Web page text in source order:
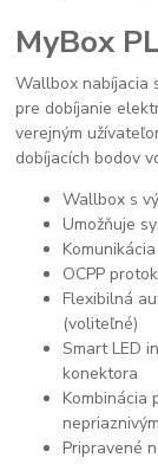
MyBox
Wallbox nabíjacia
pre dobíjanie
verejným
dobíjacích bodov
Wallbox s
Umožňuje
OCPP
Flexibilná
(voliteľné)
Smart LED
konektora
Kombinácia
Pripravené